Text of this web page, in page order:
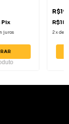
Pix
juros 2xde